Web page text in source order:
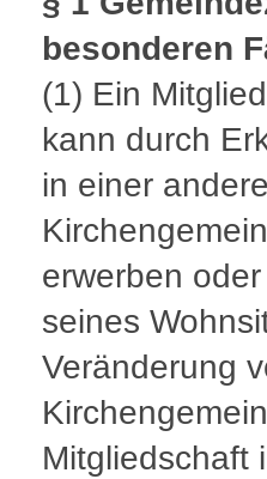
besonderen
(1) Ein
kann durch
in einer
erwerben
seines
Veränderung
Mitgliedschaft